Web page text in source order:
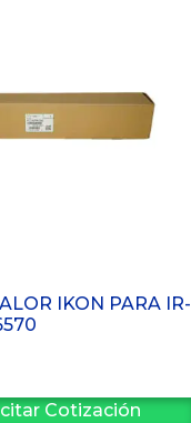
IKON PARA IR-
Cotización